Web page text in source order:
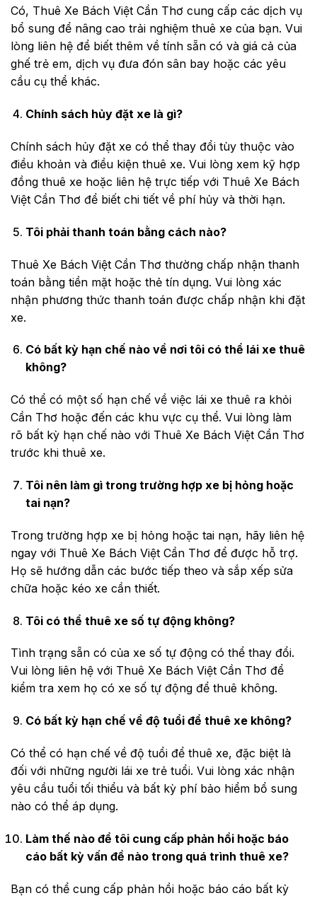
Có, Thuê Xe Bách Việt Cần Thơ cung cấp các dịch vụ
bổ sung để nâng cao trải nghiệm thuê xe của bạn. Vui
lòng liên hệ để biết thêm về tính sẵn có và giá cả của
ghế trẻ em, dịch vụ đưa đón sân bay hoặc các yêu
cầu cụ thể khác.
Chính sách hủy đặt xe là gì?
Chính sách hủy đặt xe có thể thay đổi tùy thuộc vào
điều khoản và điều kiện thuê xe. Vui lòng xem kỹ hợp
đồng thuê xe hoặc liên hệ trực tiếp với Thuê Xe Bách
Việt Cần Thơ để biết chi tiết về phí hủy và thời hạn.
Tôi phải thanh toán bằng cách nào?
Thuê Xe Bách Việt Cần Thơ thường chấp nhận thanh
toán bằng tiền mặt hoặc thẻ tín dụng. Vui lòng xác
nhận phương thức thanh toán được chấp nhận khi đặt
xe.
Có bất kỳ hạn chế nào về nơi tôi có thể lái xe thuê
không?
Có thể có một số hạn chế về việc lái xe thuê ra khỏi
Cần Thơ hoặc đến các khu vực cụ thể. Vui lòng làm
rõ bất kỳ hạn chế nào với Thuê Xe Bách Việt Cần Thơ
trước khi thuê xe.
Tôi nên làm gì trong trường hợp xe bị hỏng hoặc
tai nạn?
Trong trường hợp xe bị hỏng hoặc tai nạn, hãy liên hệ
ngay với Thuê Xe Bách Việt Cần Thơ để được hỗ trợ.
Họ sẽ hướng dẫn các bước tiếp theo và sắp xếp sửa
chữa hoặc kéo xe cần thiết.
Tôi có thể thuê xe số tự động không?
Tình trạng sẵn có của xe số tự động có thể thay đổi.
Vui lòng liên hệ với Thuê Xe Bách Việt Cần Thơ để
kiểm tra xem họ có xe số tự động để thuê không.
Có bất kỳ hạn chế về độ tuổi để thuê xe không?
Có thể có hạn chế về độ tuổi để thuê xe, đặc biệt là
đối với những người lái xe trẻ tuổi. Vui lòng xác nhận
yêu cầu tuổi tối thiểu và bất kỳ phí bảo hiểm bổ sung
nào có thể áp dụng.
Làm thế nào để tôi cung cấp phản hồi hoặc báo
cáo bất kỳ vấn đề nào trong quá trình thuê xe?
Bạn có thể cung cấp phản hồi hoặc báo cáo bất kỳ